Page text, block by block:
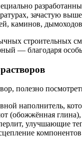
зачастую
каминов,
строительных
— благодаря
полезно
наполнитель,
(обожжённая глина),
улучшающие
компонентов